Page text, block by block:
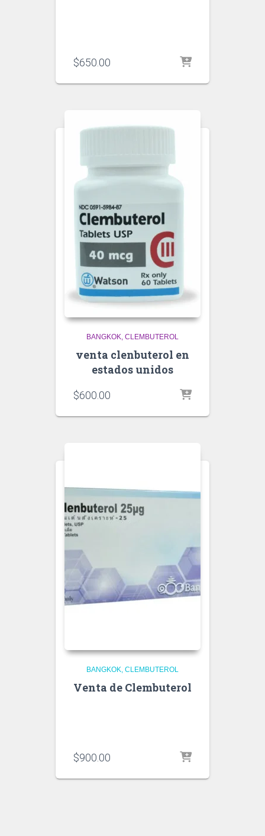
$650.00
BANGKOK CLEMBUTEROL
venta clenbuterol en
estados unidos
$600.00
BANGKOK CLEMBUTEROL
Venta de Clembuterol
$900.00